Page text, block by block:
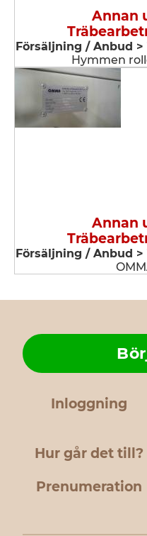
Annan
Försäljning / Anbud
Hymmen
Annan
Försäljning / Anbud
Inloggning
Hur går det till?
Prenumeration